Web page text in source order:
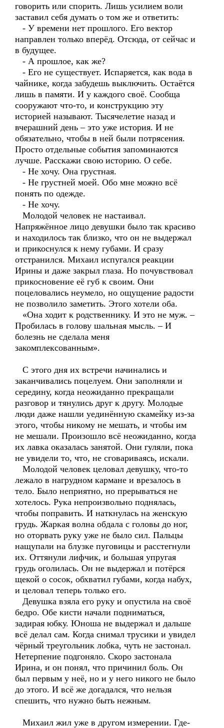
говорить или спорить. Лишь усилием воли
заставил себя думать о том же и ответить:
- У времени нет прошлого. Его вектор
направлен только вперёд. Отсюда, от сейчас и
в будущее.
- А прошлое, как же?
- Его не существует. Испаряется, как вода в
чайнике, когда забудешь выключить. Остаётся
лишь в памяти. И у каждого своё. Сообща
сооружают что-то, и конструкцию эту
историей называют. Тысячелетие назад и
вчерашний день – это уже история. И не
обязательно, чтобы в ней были потрясения.
Просто отдельные события запоминаются
лучше. Расскажи свою историю. О себе.
- Не хочу. Она грустная.
- Не грустней моей. Обо мне можно всё
понять по одежде.
- Не хочу.
Молодой человек не настаивал.
Напряжённое лицо девушки было так красиво
и находилось так близко, что он не выдержал
и прикоснулся к нему губами. И сразу
отстранился. Михаил испугался реакции
Ирины и даже закрыл глаза. Но почувствовал
прикосновение её губ к своим. Они
поцеловались неумело, но ощущение радости
не позволило заметить. Этого хотели оба.
«Она ходит к родственнику. И это не муж. –
Пробилась в голову шальная мысль. – И
болезнь не сделала меня
закомплексованным».
С этого дня их встречи начинались и
заканчивались поцелуем. Они заполняли и
середину, когда неожиданно прекращали
разговор и тянулись друг к другу. Молодые
люди даже нашли уединённую скамейку из-за
этого, чтобы никому не мешать, и чтобы им
не мешали. Произошло всё неожиданно, когда
их лавка оказалась занятой. Они гуляли, пока
не увидели то, что, не сговариваясь, искали.
Молодой человек целовал девушку, что-то
лежало в нагрудном кармане и врезалось в
тело. Было неприятно, но прерываться не
хотелось. Рука непроизвольно поднялась,
чтобы поправить. И наткнулась на женскую
грудь. Жаркая волна обдала с головы до ног,
но оторвать руку уже не было сил. Пальцы
нащупали на блузке пуговицы и расстегнули
их. Оттянули лифчик, и большая упругая
грудь оголилась. Он не выдержал и потёрся
щекой о сосок, обхватил губами, когда набух,
и целовал теперь только его.
Девушка взяла его руку и опустила на своё
бедро. Обе кисти начали подниматься,
задирая юбку. Юноша не выдержал и дальше
всё делал сам. Когда снимал трусики и увидел
чёрный треугольник лобка, чуть не застонал.
Нетерпение подгоняло. Скоро застонала
Ирина, и он понял, что причинил боль. Он
был первым у неё, но и у него никого не было
до этого. И всё же догадался, что нельзя
спешить, что нужно быть нежным.
Михаил жил уже в другом измерении. Где-